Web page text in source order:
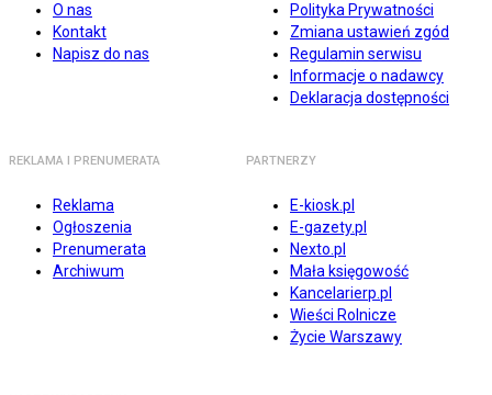
O nas
Kontakt
Napisz do nas
Polityka Prywatności
Zmiana ustawień zgód
Regulamin serwisu
Informacje o nadawcy
Deklaracja dostępności
REKLAMA I PRENUMERATA
Reklama
Ogłoszenia
Prenumerata
Archiwum
PARTNERZY
E-kiosk.pl
E-gazety.pl
Nexto.pl
Mała księgowość
Kancelarierp.pl
Wieści Rolnicze
Życie Warszawy